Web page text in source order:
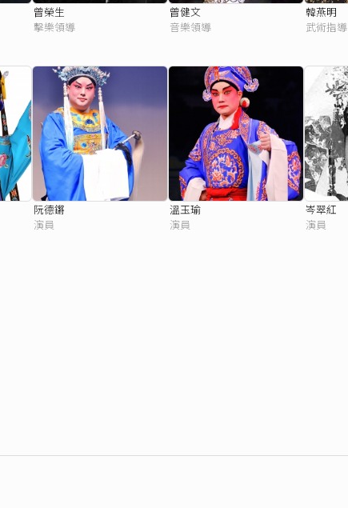
曾榮生
擊樂領導
曾健文
音樂領導
韓燕明
武術指導
阮德鏘
演員
溫玉瑜
演員
岑翠紅
演員